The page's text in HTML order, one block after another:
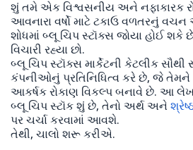
શું તમે એક વિશ્વસનીય અને નફાકારક
આવનારા વર્ષો માટે ટકાઉ વળતરનું
શોધમાં બ્લૂ ચિપ સ્ટૉક્સ જોયા હોઈ
વિચારી રહ્યા છો.
બ્લૂ ચિપ સ્ટૉક્સ માર્કેટની કેટલીક
કંપનીઓનું પ્રતિનિધિત્વ કરે છે, જે તેમને
આકર્ષક રોકાણ વિકલ્પ બનાવે છે. આ
બ્લૂ ચિપ સ્ટૉક શું છે, તેનો અર્થ અને
પર ચર્ચા કરવામાં આવશે.
તેથી, ચાલો શરૂ કરીએ.